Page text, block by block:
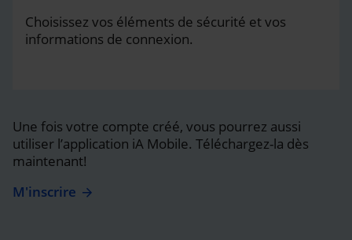
Choisissez vos éléments de sécurité et vos
informations de connexion.
Une fois votre compte créé, vous pourrez aussi
utiliser l’application iA Mobile. Téléchargez-la dès
maintenant!
M'inscrire